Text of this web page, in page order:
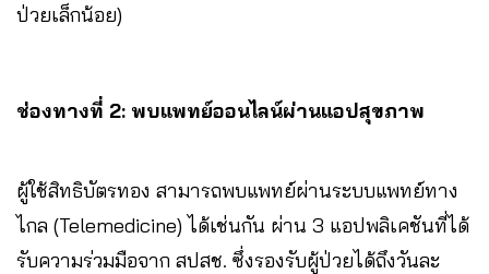
ป่วยเล็กน้อย)
ช่องทางที่ 2: พบแพทย์ออนไลน์ผ่านแอปสุขภาพ
ผู้ใช้สิทธิบัตรทอง สามารถพบแพทย์ผ่านระบบแพทย์ทาง
ไกล (Telemedicine) ได้เช่นกัน ผ่าน 3 แอปพลิเคชันที่ได้
รับความร่วมมือจาก สปสช. ซึ่งรองรับผู้ป่วยได้ถึงวันละ